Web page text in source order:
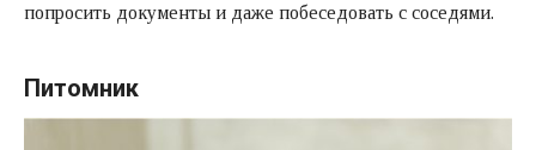
попросить документы и даже побеседовать с соседями.
Питомник